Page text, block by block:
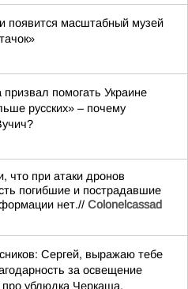
появится масштабный музей
призвал помогать Украине
русских» – почему
что при атаки дронов
погибшие и пострадавшие
нет.// Colonelcassad
Сергей, выражаю тебе
за освещение
ублюдка Черкаша,